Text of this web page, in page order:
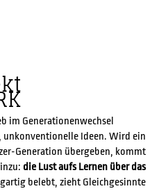
im Generationenwechsel
Ideen. Wird ein
Generation übergeben, kommt
die Lust aufs Lernen über das
belebt, zieht Gleichgesinnte